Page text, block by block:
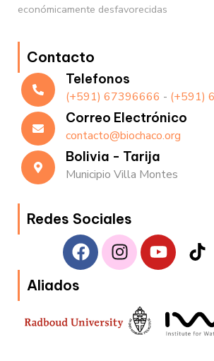
económicamente desfavorecidas
Contacto
Telefonos
(+591) 67396666 - (+591)
Correo Electrónico
contacto@biochaco.org
Bolivia - Tarija
Municipio Villa Montes
Redes Sociales
F
a
c
b
o
I
n
s
g
Y
o
u
u
b
T
i
o
k
Aliados